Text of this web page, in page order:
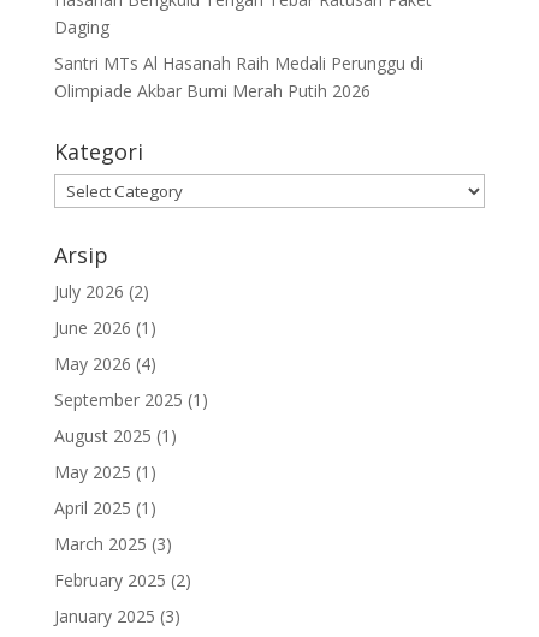
Daging
Santri MTs Al Hasanah Raih Medali Perunggu di
Olimpiade Akbar Bumi Merah Putih 2026
Kategori
Kategori
Arsip
July 2026 (2)
June 2026 (1)
May 2026 (4)
September 2025 (1)
August 2025 (1)
May 2025 (1)
April 2025 (1)
March 2025 (3)
February 2025 (2)
January 2025 (3)